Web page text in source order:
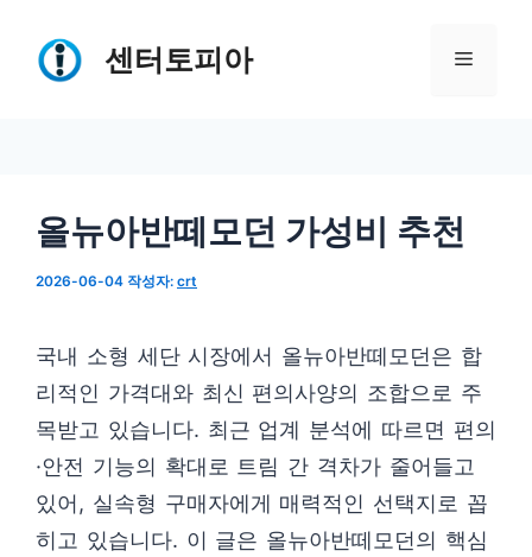
센터토피아 메
올뉴아반떼모던 가성비 추천
2026-06-04 작성자: crt
국내 소형 세단 시장에서 올뉴아반떼모던은 합
리적인 가격대와 최신 편의사양의 조합으로 주
목받고 있습니다. 최근 업계 분석에 따르면 편의
·안전 기능의 확대로 트림 간 격차가 줄어들고
있어, 실속형 구매자에게 매력적인 선택지로 꼽
히고 있습니다. 이 글은 올뉴아반떼모던의 핵심